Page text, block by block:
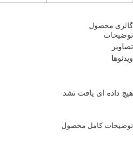
گالری محصول
توضیحات
تصاویر
ویدئوها
هیچ داده ای یافت نشد
توضیحات کامل محصول